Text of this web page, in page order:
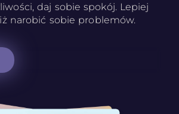
daj sobie spokój. Lepiej
narobić sobie problemów.